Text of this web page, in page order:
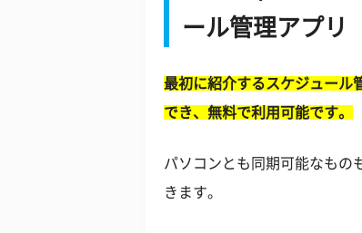
ール管理アプリ
最初に紹介するスケジュー
でき、無料で利用可能です。
パソコンとも同期可能なもの
きます。